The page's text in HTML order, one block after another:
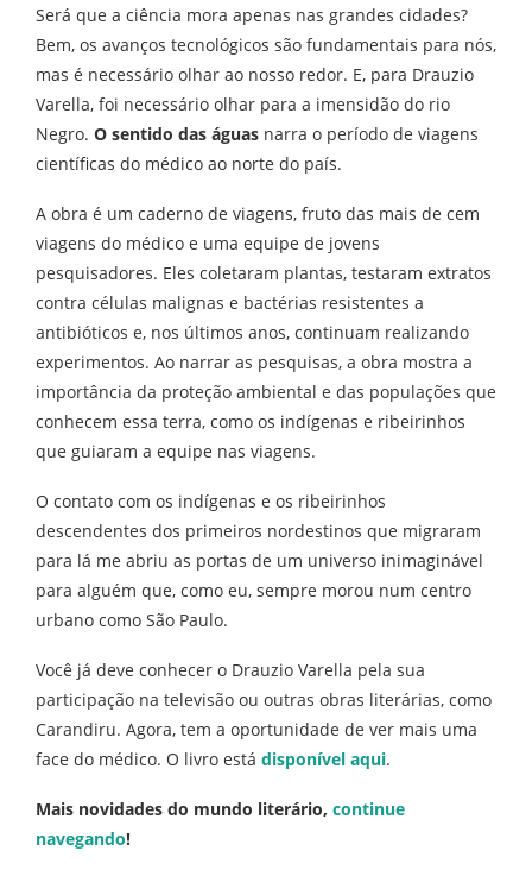
Será que a ciência mora apenas nas grandes cidades?
Bem, os avanços tecnológicos são fundamentais para nós,
mas é necessário olhar ao nosso redor. E, para Drauzio
Varella, foi necessário olhar para a imensidão do rio
Negro. O sentido das águas narra o período de viagens
científicas do médico ao norte do país.
A obra é um caderno de viagens, fruto das mais de cem
viagens do médico e uma equipe de jovens
pesquisadores. Eles coletaram plantas, testaram extratos
contra células malignas e bactérias resistentes a
antibióticos e, nos últimos anos, continuam realizando
experimentos. Ao narrar as pesquisas, a obra mostra a
importância da proteção ambiental e das populações que
conhecem essa terra, como os indígenas e ribeirinhos
que guiaram a equipe nas viagens.
O contato com os indígenas e os ribeirinhos
descendentes dos primeiros nordestinos que migraram
para lá me abriu as portas de um universo inimaginável
para alguém que, como eu, sempre morou num centro
urbano como São Paulo.
Você já deve conhecer o Drauzio Varella pela sua
participação na televisão ou outras obras literárias, como
Carandiru. Agora, tem a oportunidade de ver mais uma
face do médico. O livro está disponível aqui.
Mais novidades do mundo literário, continue
navegando!